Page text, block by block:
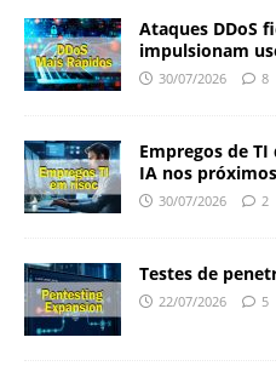
Ataques DDoS
impulsionam
30/07/2026 8
Empregos de
IA nos
30/07/2026 2
Testes de
22/07/2026 5